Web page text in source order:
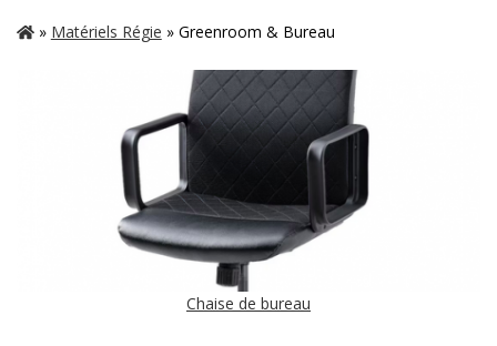
» Matériels Régie » Greenroom & Bureau
Chaise de bureau